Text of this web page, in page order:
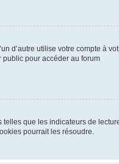
d’autre utilise votre compte à
public pour accéder au forum
telles que les indicateurs de
pourrait les résoudre.